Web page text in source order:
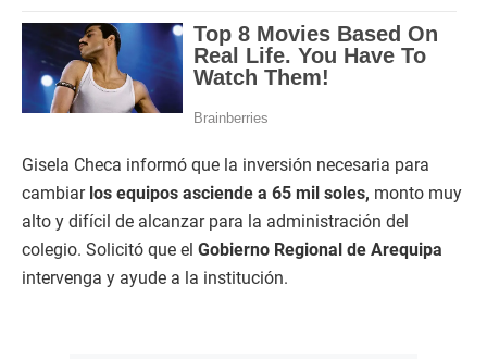
Gisela Checa informó que la inversión necesaria para
cambiar los equipos asciende a 65 mil soles, monto muy
alto y difícil de alcanzar para la administración del
colegio. Solicitó que el Gobierno Regional de Arequipa
intervenga y ayude a la institución.